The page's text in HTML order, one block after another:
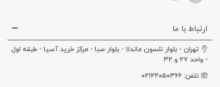
ارتباط با ما
تهران - بلوار نلسون ماندلا - بلوار صبا - مرکز خرید آسیا - طبقه اول
- واحد ۲۷ و ۳۲
تلفن: ۰۲۱۲۲۰۵۰۳۶۶